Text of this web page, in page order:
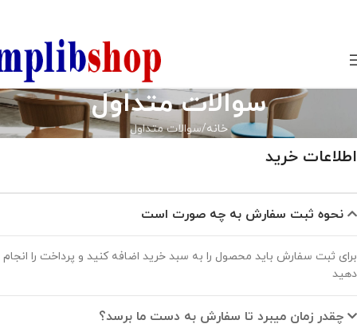
سوالات متداول
خانه سوالات متداول
اطلاعات خرید
نحوه ثبت سفارش به چه صورت است
برای ثبت سفارش باید محصول را به سبد خرید اضافه کنید و پرداخت را انجام
دهید
چقدر زمان میبرد تا سفارش به دست ما برسد؟